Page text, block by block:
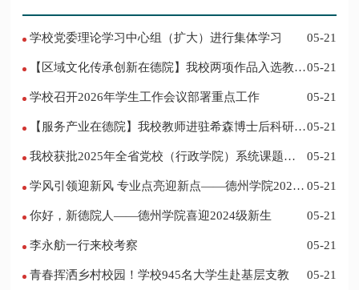
学校党委理论学习中心组（扩大）进行集体学习 05-21
05-21
学校召开2026年学生工作会议部署重点工作 05-21
05-21
我校获批2025年全省党校（行政学院）系统课题立
05-21
学风引领迎新风 专业点亮迎新点——德州学院2024
05-21
你好，新德院人——德州学院喜迎2024级新生 05-21
李永舫一行来校考察 05-21
青春挥洒乡村校园！学校945名大学生赴基层支教 05-21